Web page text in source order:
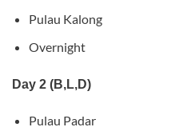
Pulau Kalong
Overnight
Day 2 (B,L,D)
Pulau Padar